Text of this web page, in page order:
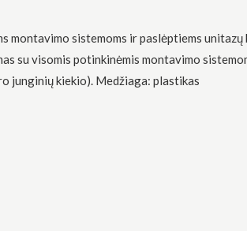
sistemoms ir paslėptiems unitazų
su visomis potinkinėmis montavimo
junginių kiekio). Medžiaga: plastikas